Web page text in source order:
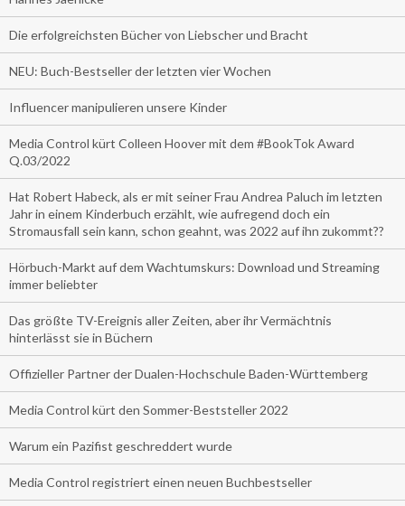
Die erfolgreichsten Bücher von Liebscher und Bracht
NEU: Buch-Bestseller der letzten vier Wochen
Influencer manipulieren unsere Kinder
Media Control kürt Colleen Hoover mit dem #BookTok Award
Q.03/2022
Hat Robert Habeck, als er mit seiner Frau Andrea Paluch im letzten
Jahr in einem Kinderbuch erzählt, wie aufregend doch ein
Stromausfall sein kann, schon geahnt, was 2022 auf ihn zukommt??
Hörbuch-Markt auf dem Wachtumskurs: Download und Streaming
immer beliebter
Das größte TV-Ereignis aller Zeiten, aber ihr Vermächtnis
hinterlässt sie in Büchern
Offizieller Partner der Dualen-Hochschule Baden-Württemberg
Media Control kürt den Sommer-Beststeller 2022
Warum ein Pazifist geschreddert wurde
Media Control registriert einen neuen Buchbestseller